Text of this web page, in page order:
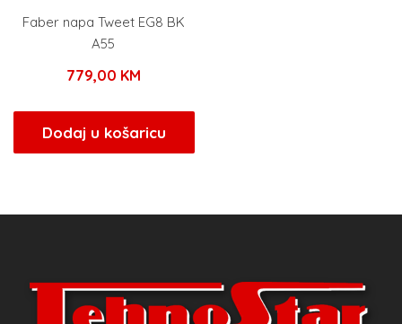
Faber napa Tweet EG8 BK
A55
779,00 KM
Dodaj u košaricu